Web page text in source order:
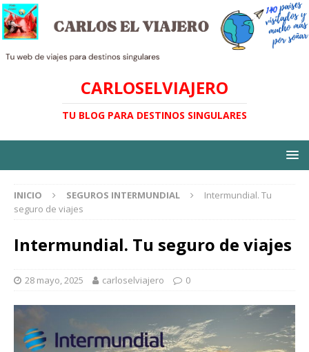
CARLOSELVIAJERO
TU BLOG PARA DESTINOS SINGULARES
INICIO SEGUROS INTERMUNDIAL
Intermundial. Tu
seguro de viajes
Intermundial. Tu seguro de viajes
28 mayo, 2025 carloselviajero 0